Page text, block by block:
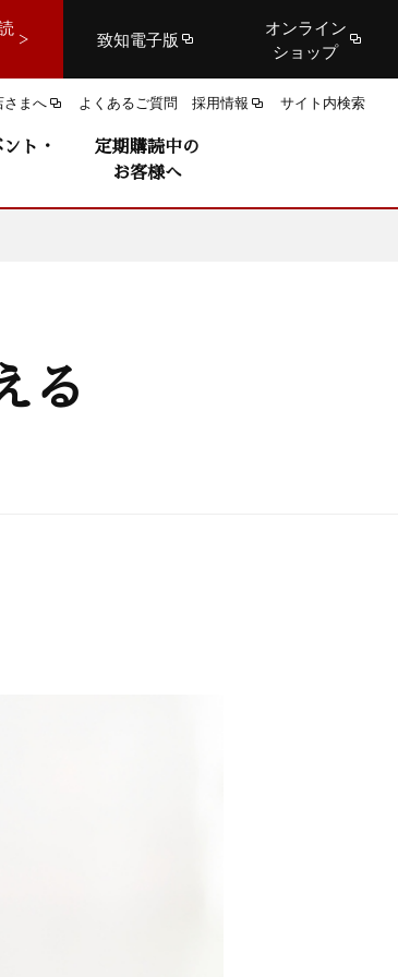
致知電子版
オンライン
ショップ
さまへ よくあるご質問 採用情報 サイト内検索
ト・
定期購読中の
お客様へ
る